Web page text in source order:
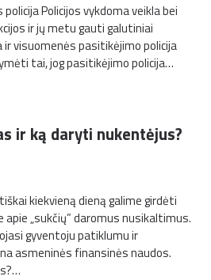
Policijos vykdoma veikla bei
ir jų metu gauti galutiniai
visuomenės pasitikėjimo policija
tai, jog pasitikėjimo policija…
ir ką daryti nukentėjus?
kiekvieną dieną galime girdėti
„sukčių” daromus nusikaltimus.
gyventoju patiklumu ir
asmeninės finansinės naudos.